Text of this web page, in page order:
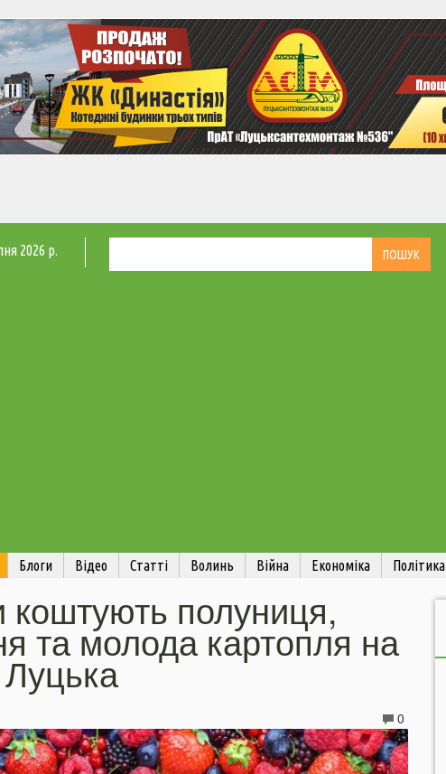
2026 р.
Блоги Відео Статті Волинь Війна Економіка Політика
коштують полуниця,
та молода картопля на
0